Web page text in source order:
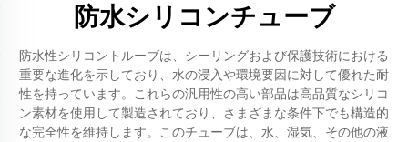
防水シリコンチューブ
防水性シリコントルーブは、シーリングおよび保護技術における
重要な進化を示しており、水の浸入や環境要因に対して優れた耐
性を持っています。これらの汎用性の高い部品は高品質なシリコ
ン素材を使用して製造されており、さまざまな条件下でも構造的
な完全性を維持します。このチューブは、水、湿気、その他の液